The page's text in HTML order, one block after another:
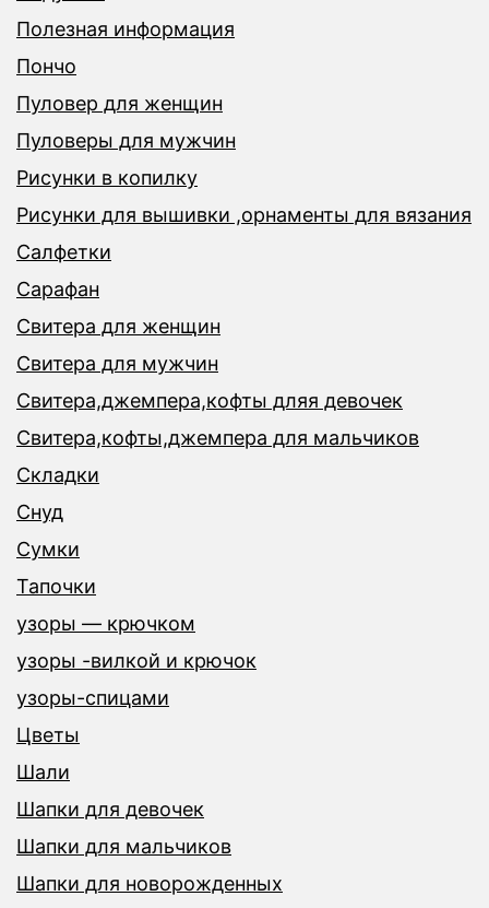
Полезная информация
Пончо
Пуловер для женщин
Пуловеры для мужчин
Рисунки в копилку
Рисунки для вышивки ,орнаменты для вязания
Салфетки
Сарафан
Свитера для женщин
Свитера для мужчин
Свитера,джемпера,кофты дляя девочек
Свитера,кофты,джемпера для мальчиков
Складки
Снуд
Сумки
Тапочки
узоры — крючком
узоры -вилкой и крючок
узоры-спицами
Цветы
Шали
Шапки для девочек
Шапки для мальчиков
Шапки для новорожденных